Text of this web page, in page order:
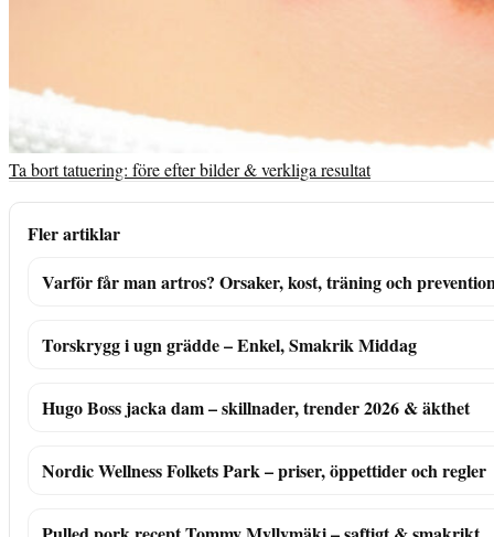
Ta bort tatuering: före efter bilder & verkliga resultat
Fler artiklar
Varför får man artros? Orsaker, kost, träning och
Torskrygg i ugn grädde – Enkel, Smakrik Middag
Hugo Boss jacka dam – skillnader, trender 2026 & äkthet
Nordic Wellness Folkets Park – priser, öppettider och regler